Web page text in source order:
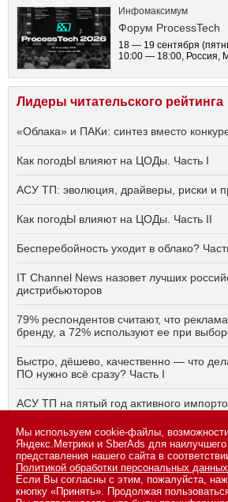
Инфомаксимум
Форум ProcessTech
18 — 19 сентября
10:00 — 18:00 , Россия,
Лидеры читательского рейтинга
«Облака» и ПАКи: синтез вместо
Как погодЫ влияют на ЦОДы. Часть I
АСУ ТП: эволюция, драйверы, риски и
Как погодЫ влияют на ЦОДы. Часть II
Бесперебойность уходит в облако?
IT Channel News назовет лучших
дистрибьюторов
79% респондентов считают, что
бренду, а 72% используют ее при
Быстро, дёшево, качественно — что
ПО нужно всё сразу? Часть I
АСУ ТП на пятый год активного
Бесперебойность уходит в облако?
© 2026 ООО «СК ПРЕСС».Политика
персональных данных,информация об
Мы используем cookie-файлы,
Яндекс.Метрики и SberAds для наилучшего
представления нашего сайта в
Политикой обработки персональных данных
Если Вы согласны с этим, пожалуйста,
кнопку «Принять». Продолжая